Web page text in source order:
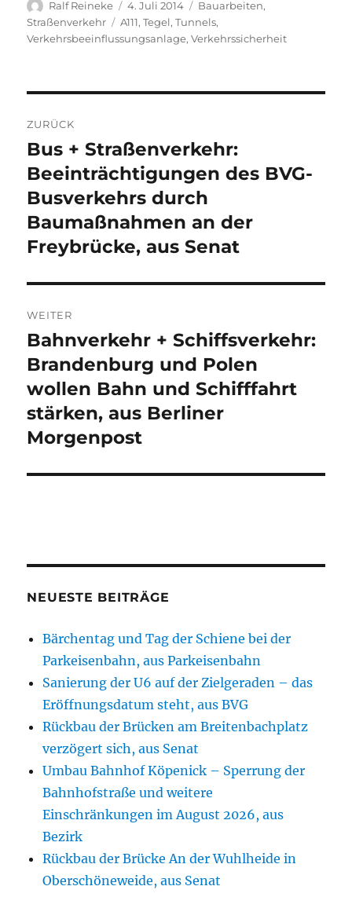
Autor
Ralf Reineke
Veröffentlicht
am
4. Juli 2014 Kategorien
Bauarbeiten,
Straßenverkehr
Schlagwörter
A111,Tegel,Tunnels,
Verkehrsbeeinflussungsanlage,Verkehrssicherheit
ZURÜCK
Vorheriger
Beitrag:
Bus + Straßenverkehr:
Beeinträchtigungen des BVG-
Busverkehrs durch
Baumaßnahmen an der
Freybrücke, aus Senat
WEITER
Nächster
Beitrag:
Bahnverkehr + Schiffsverkehr:
Brandenburg und Polen
wollen Bahn und Schifffahrt
stärken, aus Berliner
Morgenpost
NEUESTE BEITRÄGE
Bärchentag und Tag der Schiene bei der
Parkeisenbahn, aus Parkeisenbahn
Sanierung der U6 auf der Zielgeraden – das
Eröffnungsdatum steht, aus BVG
Rückbau der Brücken am Breitenbachplatz
verzögert sich, aus Senat
Umbau Bahnhof Köpenick – Sperrung der
Bahnhofstraße und weitere
Einschränkungen im August 2026, aus
Bezirk
Rückbau der Brücke An der Wuhlheide in
Oberschöneweide, aus Senat